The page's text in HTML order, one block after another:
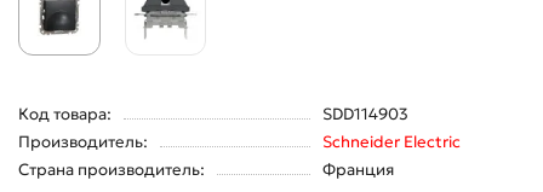
Код товара:
SDD114903
Производитель:
Schneider Electric
Страна производитель:
Франция